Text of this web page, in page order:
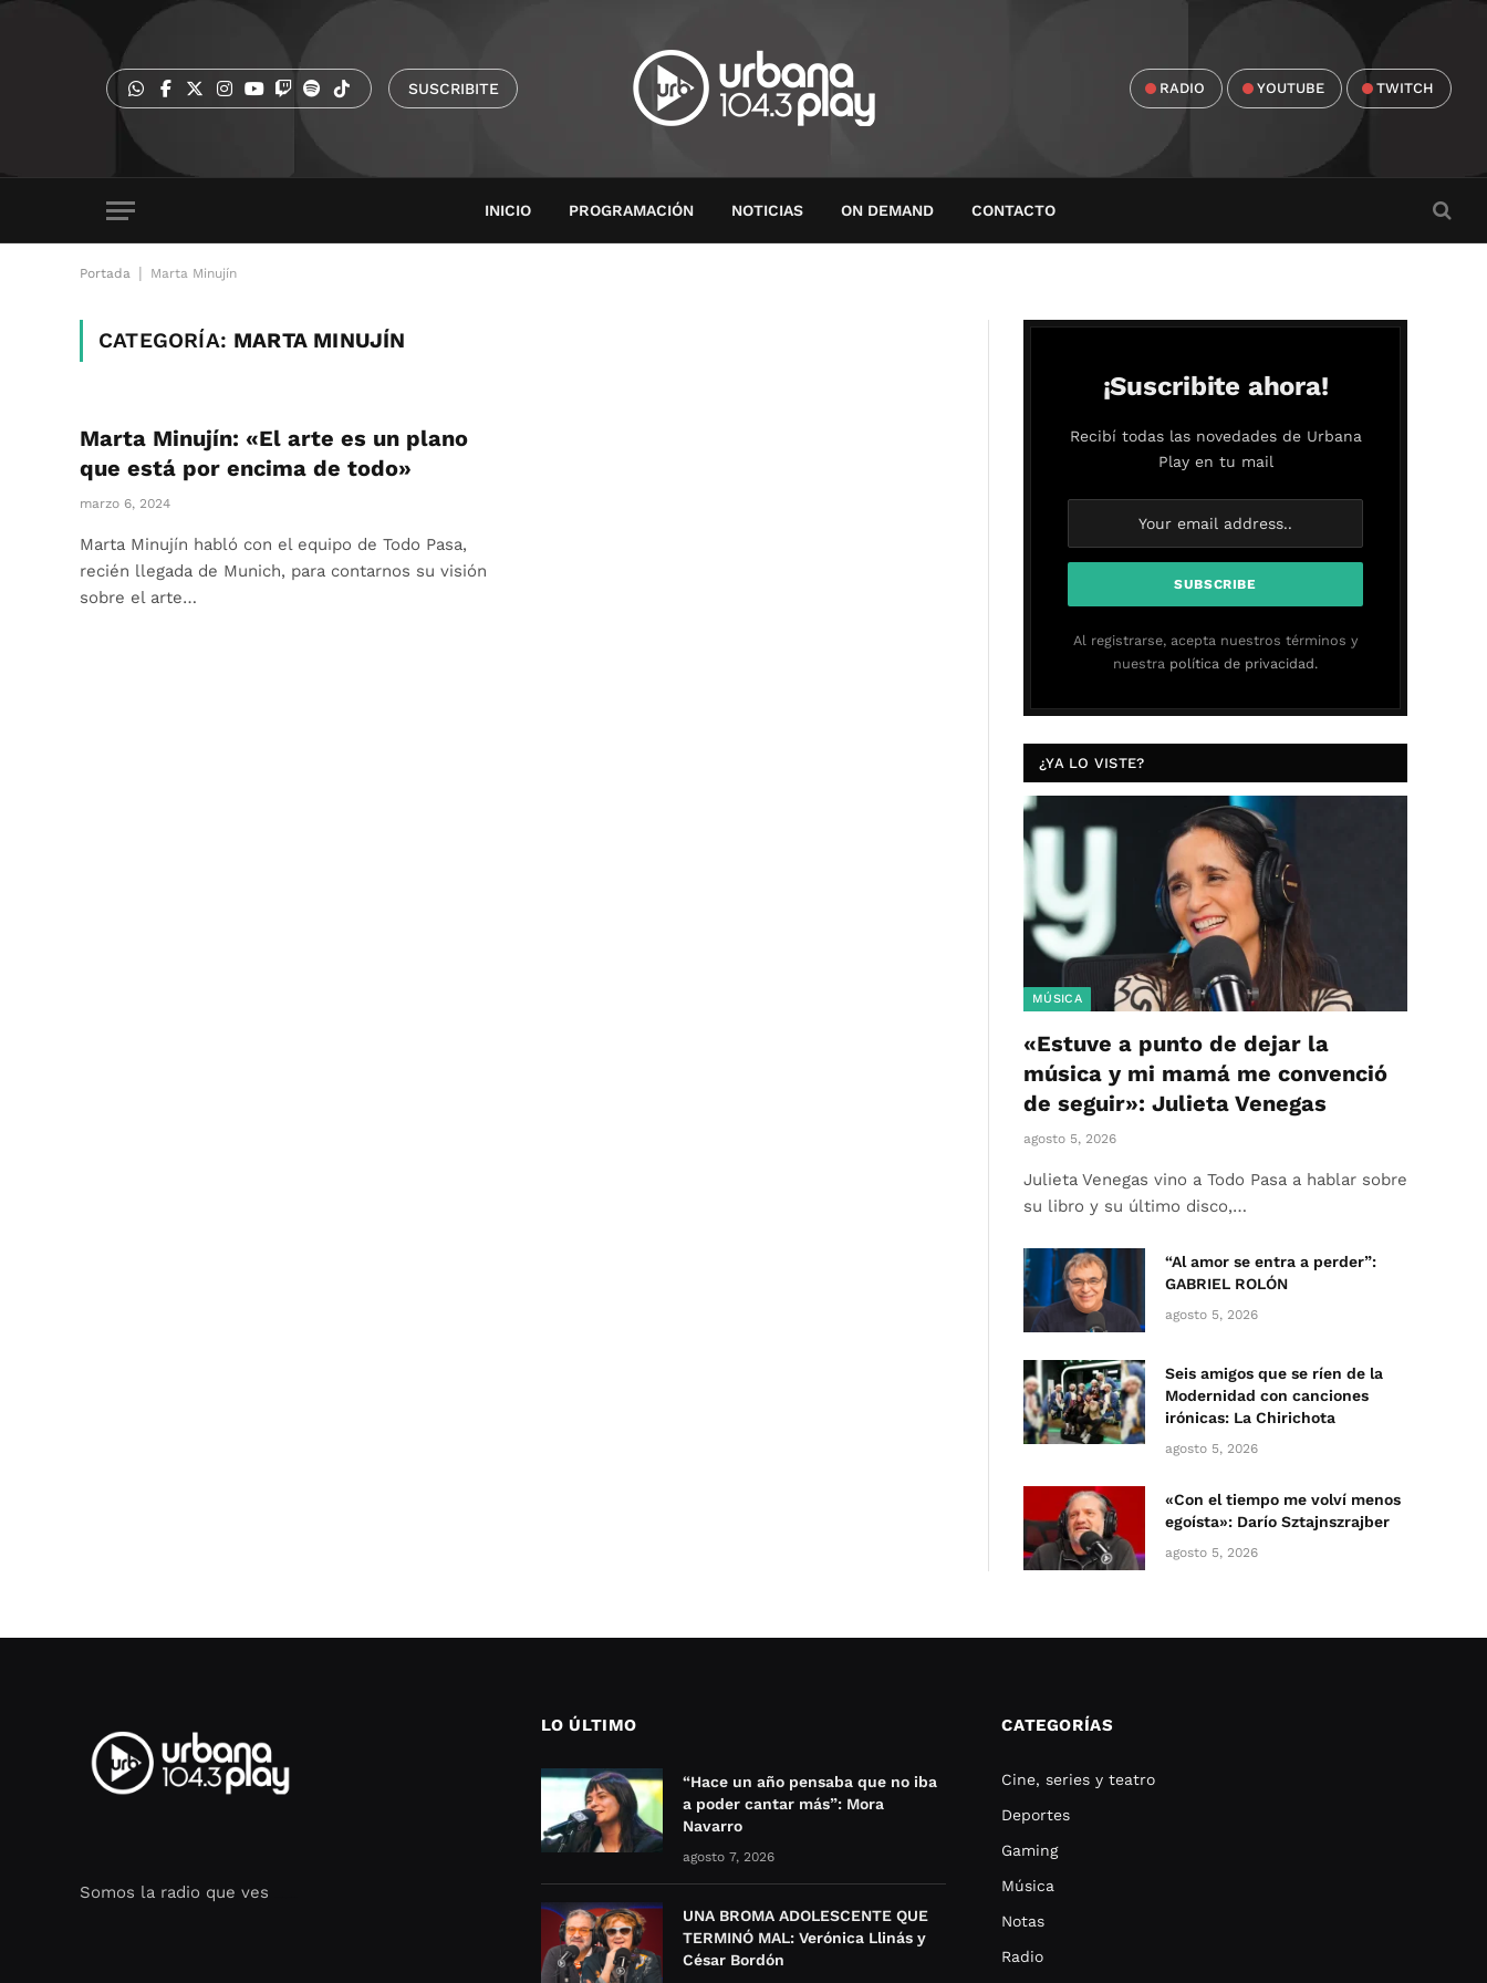
SUSCRIBITE RADIO YOUTUBE TWITCH
INICIO PROGRAMACIÓN NOTICIAS ON DEMAND CONTACTO
Portada Marta Minujín
CATEGORÍA: MARTA MINUJÍN
Marta Minujín: «El arte es un plano
que está por encima de todo»
marzo 6, 2024
Marta Minujín habló con el equipo de Todo Pasa,
recién llegada de Munich, para contarnos su visión
sobre el arte…
¡Suscribite ahora!
Recibí todas las novedades de Urbana
Play en tu mail
Al registrarse, acepta nuestros términos y
nuestra política de privacidad.
¿YA LO VISTE?
MÚSICA
«Estuve a punto de dejar la
música y mi mamá me convenció
de seguir»: Julieta Venegas
agosto 5, 2026
Julieta Venegas vino a Todo Pasa a hablar sobre
su libro y su último disco,…
“Al amor se entra a perder”:
GABRIEL ROLÓN
agosto 5, 2026
Seis amigos que se ríen de la
Modernidad con canciones
irónicas: La Chirichota
agosto 5, 2026
«Con el tiempo me volví menos
egoísta»: Darío Sztajnszrajber
agosto 5, 2026
Somos la radio que ves
LO ÚLTIMO
“Hace un año pensaba que no iba
a poder cantar más”: Mora
Navarro
agosto 7, 2026
UNA BROMA ADOLESCENTE QUE
TERMINÓ MAL: Verónica Llinás y
César Bordón
CATEGORÍAS
Cine, series y teatro
Deportes
Gaming
Música
Notas
Radio